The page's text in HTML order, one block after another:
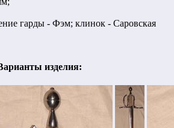
гарды - Фэм; клинок - Саровская
изделия: